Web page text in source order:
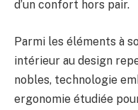
d’un confort hors pair.
Parmi les éléments à
intérieur au design
nobles, technologie
ergonomie étudiée